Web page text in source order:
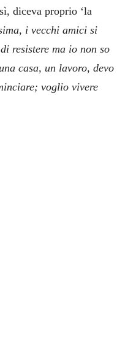
diceva proprio ‘la
i vecchi amici si
resistere ma io non so
casa, un lavoro, devo
voglio vivere